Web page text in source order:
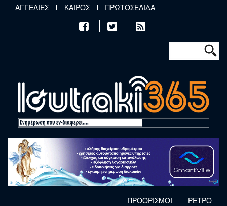
Παράκαμψη προς το κυρίως περιεχόμενο
ΑΓΓΕΛΙΕΣ ΚΑΙΡΟΣ ΠΡΩΤΟΣΕΛΙΔΑ
Φόρμα
Αναζήτηση
ΠΡΟΟΡΙΣΜΟΙ ΡΕΤΡΟ